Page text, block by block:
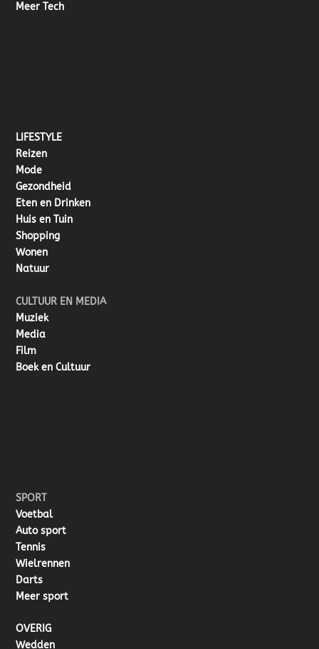
Meer Tech
LIFESTYLE
Reizen
Mode
Gezondheid
Eten en Drinken
Huis en Tuin
Shopping
Wonen
Natuur
CULTUUR EN MEDIA
Muziek
Media
Film
Boek en Cultuur
SPORT
Voetbal
Auto sport
Tennis
Wielrennen
Darts
Meer sport
OVERIG
Wedden